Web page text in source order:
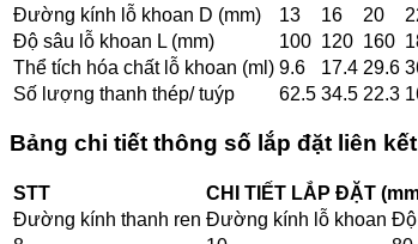
Đường kính lỗ khoan D (mm)
13 16 20
Độ sâu lỗ khoan L (mm)
100 120 160
Thể tích hóa chất lỗ khoan (ml) 9.6 17.4 29.6
Số lượng thanh thép/ tuýp
62.5 34.5 22.3
Bảng chi tiết thông số lắp đặt liên
STT CHI TIẾT LẮP ĐẶT
Đường kính thanh ren Đường kính lỗ khoan Độ